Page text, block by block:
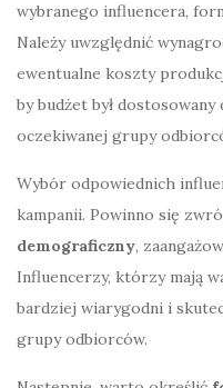
wybranego influencera,
Należy uwzględnić
ewentualne koszty
by budżet był
oczekiwanej grupy
Wybór odpowiednich
kampanii. Powinno się
demograficzny,
Influencerzy, którzy mają
bardziej wiarygodni i
grupy odbiorców.